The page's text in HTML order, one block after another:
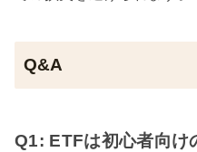
Q&A
Q1: ETFは初心者向け